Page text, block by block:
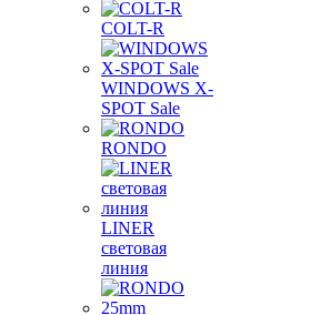
COLT-R
WINDOWS X-
SPOT Sale
RONDO
LINER
световая
линия